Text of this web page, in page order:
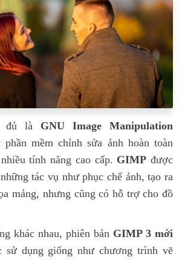
đủ là GNU Image Manipulation
mềm chỉnh sửa ảnh hoàn toàn
tính năng cao cấp. GIMPđược
tác vụ như phục chế ảnh, tạo ra
mảng, nhưng cũng có hỗ trợ cho đồ
khác nhau, phiên bản GIMP 3 mới
sử dụng giống như chương trình vẽ